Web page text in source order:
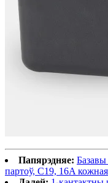
Папярэдняе: Базавы
партоў, C19, 16A кожная